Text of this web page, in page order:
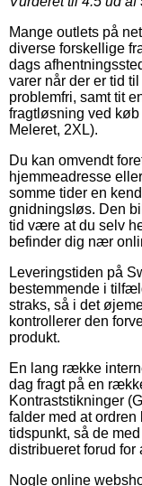
Mange outlets på
diverse forskellige
dags
varer når der er tid
problemfri, samt tit
fragtløsning ved
Meleret, 2XL).
Du kan omvendt
hjemmeadresse
somme tider en
gnidningsløs. Den
tid være at du selv
befinder dig nær
Leveringstiden på
bestemmende i
straks, så i det
kontrollerer den
produkt.
En lang række
dag fragt på en
Kontraststikninger
falder med at
tidspunkt, så de
distribueret forud for
Nogle online